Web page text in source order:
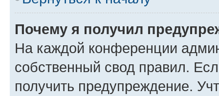
Почему я получил
На каждой конференции
собственный свод правил.
получить предупреждение.